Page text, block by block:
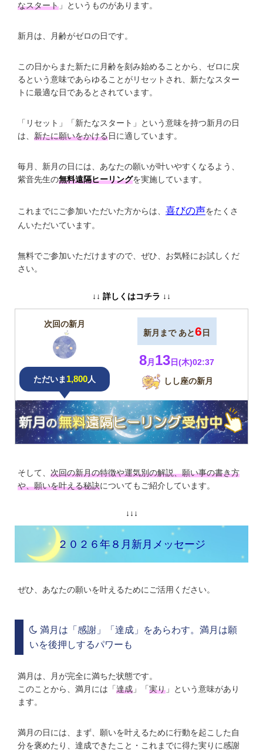
なスタート 」というものがあります。
新月は、月齢がゼロの日です。
この日からまた新たに月齢を刻み始めることから、ゼロに戻
るという意味であらゆることがリセットされ、新たなスター
トに最適な日であるとされています。
「リセット」「新たなスタート」という意味を持つ新月の日
は、 新たに願いをかける日に適しています。
毎月、新月の日には、あなたの願いが叶いやすくなるよう、
紫音先生の無料遠隔ヒーリングを実施しています。
これまでにご参加いただいた方からは、 喜びの声をたくさ
んいただいています。
無料でご参加いただけますので、ぜひ、お気軽にお試しくだ
さい。
↓↓ 詳しくはコチラ ↓↓
次回の新月
ただいま1,800人
新月まで あと6 日
8月 13日(木)02:37
しし座の新月
そして、 次回の新月の特徴や運気別の解説、願い事の書き方
や、願いを叶える秘訣についてもご紹介しています。
↓↓↓
２０２６年８月新月メッセージ
ぜひ、あなたの願いを叶えるためにご活用ください。
満月は「感謝」「達成」をあらわす。満月は願
いを後押しするパワーも
満月は、月が完全に満ちた状態です。
このことから、満月には「達成 」「実り 」という意味があり
ます。
満月の日には、まず、願いを叶えるために行動を起こした自
分を褒めたり、達成できたこと・これまでに得た実りに感謝